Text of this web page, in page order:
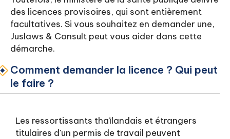
des licences provisoires, qui sont entièrement
facultatives. Si vous souhaitez en demander une,
Juslaws & Consult peut vous aider dans cette
démarche.
Comment demander la licence ? Qui peut
le faire ?
Les ressortissants thaïlandais et étrangers
titulaires d'un permis de travail peuvent